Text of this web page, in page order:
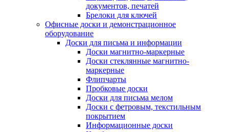
документов, печатей
Брелоки для ключей
Офисные доски и демонстрационное
оборудование
Доски для письма и информации
Доски магнитно-маркерные
Доски стеклянные магнитно-
маркерные
Флипчарты
Пробковые доски
Доски для письма мелом
Доски с фетровым, текстильным
покрытием
Информационные доски